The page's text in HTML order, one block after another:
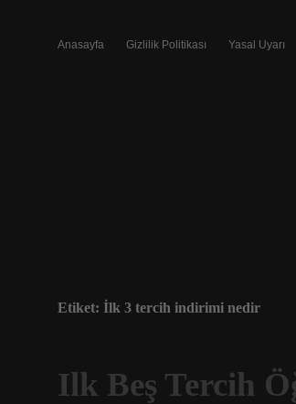
Anasayfa Gizlilik Politikası Yasal Uyarı
Etiket: İlk 3 tercih indirimi nedir
Ilk Beş Tercih